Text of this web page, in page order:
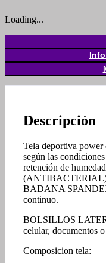
Loading...
Descripción
Tela deportiva power
según las
retención de
BADANA
continuo.
BOLSILLOS
celular, documentos
Composicion tela: